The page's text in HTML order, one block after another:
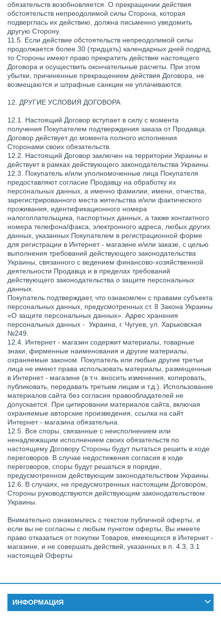
обязательств возобновляется. О прекращении действия
обстоятельств непреодолимой силы Сторона, которая
подверглась их действию, должна письменно уведомить
другую Сторону.
11.5. Если действие обстоятельств непреодолимой силы
продолжается более 30 (тридцать) календарных дней подряд,
то Стороны имеют право прекратить действие настоящего
Договора и осуществить окончательные расчеты. При этом
убытки, причиненные прекращением действия Договора, не
возмещаются и штрафные санкции не уплачиваются.
12. ДРУГИЕ УСЛОВИЯ ДОГОВОРА
12.1. Настоящий Договор вступает в силу с момента
получения Покупателем подтверждения заказа от Продавца.
Договор действует до момента полного исполнения
Сторонами своих обязательств.
12.2. Настоящий Договор заключен на территории Украины и
действует в рамках действующего законодательства Украины.
12.3. Покупатель и/или уполномоченные лица Покупателя
предоставляют согласие Продавцу на обработку их
персональных данных, а именно фамилии, имени, отчества,
зарегистрированного места жительства и/или фактического
проживания, идентификационного номера
налогоплательщика, паспортных данных, а также контактного
номера телефона/факса, электронного адреса, любых других
данных, указанных Покупателем в регистрационной форме
для регистрации в Интернет - магазине и/или заказе, с целью
выполнения требований действующего законодательства
Украины, связанного с ведением финансово-хозяйственной
деятельности Продавца и в пределах требований
действующего законодательства о защите персональных
данных.
Покупатель подтверждает, что ознакомлен с правами субъекта
персональных данных, предусмотренных ст. 8 Закона Украины
«О защите персональных данных». Адрес хранения
персональных данных - Украина, г. Чугуев, ул. Харьковская
№249.
12.4. Интернет - магазин содержит материалы, товарные
знаки, фирменные наименования и другие материалы,
охраняемые законом. Покупатель или любые другие третьи
лица не имеют права использовать материалы, размещенные
в Интернет - магазине (в т.ч. вносить изменения, копировать,
публиковать, передавать третьим лицам и т.д.). Использование
материалов сайта без согласия правообладателей не
допускается. При цитировании материалов сайта, включая
охраняемые авторские произведения, ссылка на сайт
Интернет - магазина обязательна.
12.5. Все споры, связанные с неисполнением или
ненадлежащим исполнением своих обязательств по
настоящему Договору Стороны будут пытаться решить в ходе
переговоров. В случае недостижения согласия в ходе
переговоров, споры будут решаться в порядке,
предусмотренном действующим законодательством Украины.
12.6. В случаях, не предусмотренных настоящим Договором,
Стороны руководствуются действующим законодательством
Украины.
Внимательно ознакомьтесь с текстом публичной оферты, и
если вы не согласны с любым пунктом оферты, Вы имеете
право отказаться от покупки Товаров, имеющихся в Интернет -
магазине, и не совершать действий, указанных в п. 4.3, 3.1
настоящей Оферты
ИНФОРМАЦИЯ